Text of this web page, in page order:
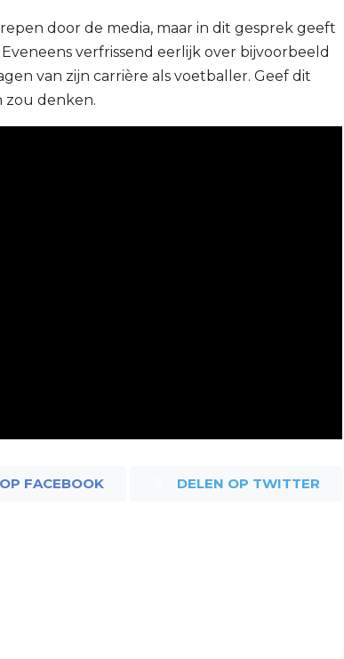
door de media, maar in dit gesprek geeft
verfrissend eerlijk over bijvoorbeeld
van zijn carrière als voetballer. Geef dit
zou denken.
FACEBOOK DELEN OP TWITTER